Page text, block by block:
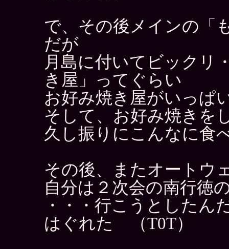
で、その後メインの「
だが
月島に付いてビックリ
き屋」ってぐらい
お好み焼き屋がいっぱ
そして、お好み焼きを
久し振りにこんなに食
その後、またオートウ
自分は２次会の南行徳
・・・行こうとしたん
はぐれた （T0T）